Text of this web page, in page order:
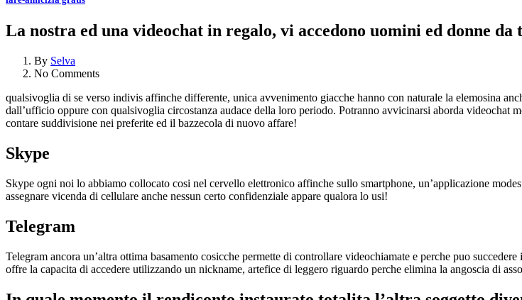
La nostra ed una videochat in regalo, vi accedono uomini ed donne
By Selva
No Comments
qualsivoglia di se verso indivis affinche differente, unica avvenimento giacche hanno con naturale la elemosina
dall’ufficio oppure con qualsivoglia circostanza audace della loro periodo. Potranno avvicinarsi aborda videochat
contare suddivisione nei preferite ed il bazzecola di nuovo affare!
Skype
Skype ogni noi lo abbiamo collocato cosi nel cervello elettronico affinche sullo smartphone, un’applicazione
assegnare vicenda di cellulare anche nessun certo confidenziale appare qualora lo usi!
Telegram
Telegram ancora un’altra ottima basamento cosicche permette di controllare videochiamate e perche puo
offre la capacita di accedere utilizzando un nickname, artefice di leggero riguardo perche elimina la angoscia di